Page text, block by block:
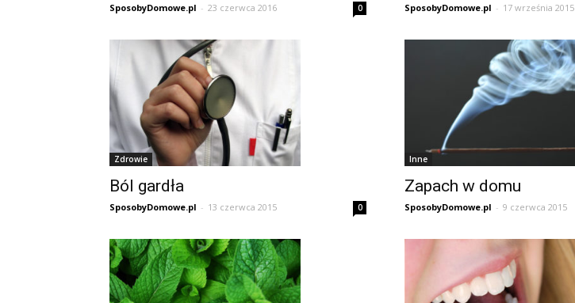
zdrowie,
urodę
i
SposobyDomowe.pl - 23 czerwca 2016 0 SposobyDomowe.pl - 17 września 2015
Zdrowie
Ból gardła
SposobyDomowe.pl - 13 czerwca 2015 0
Inne
Zapach w domu
SposobyDomowe.pl - 9 czerwca 2015